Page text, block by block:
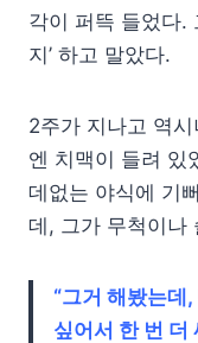
각이 퍼뜩 들었다.
지’ 하고 말았다.
2주가 지나고 역
엔 치맥이 들려 있
데없는 야식에 기
데, 그가 무척이나
“그거 해봤는데
싶어서 한 번 더